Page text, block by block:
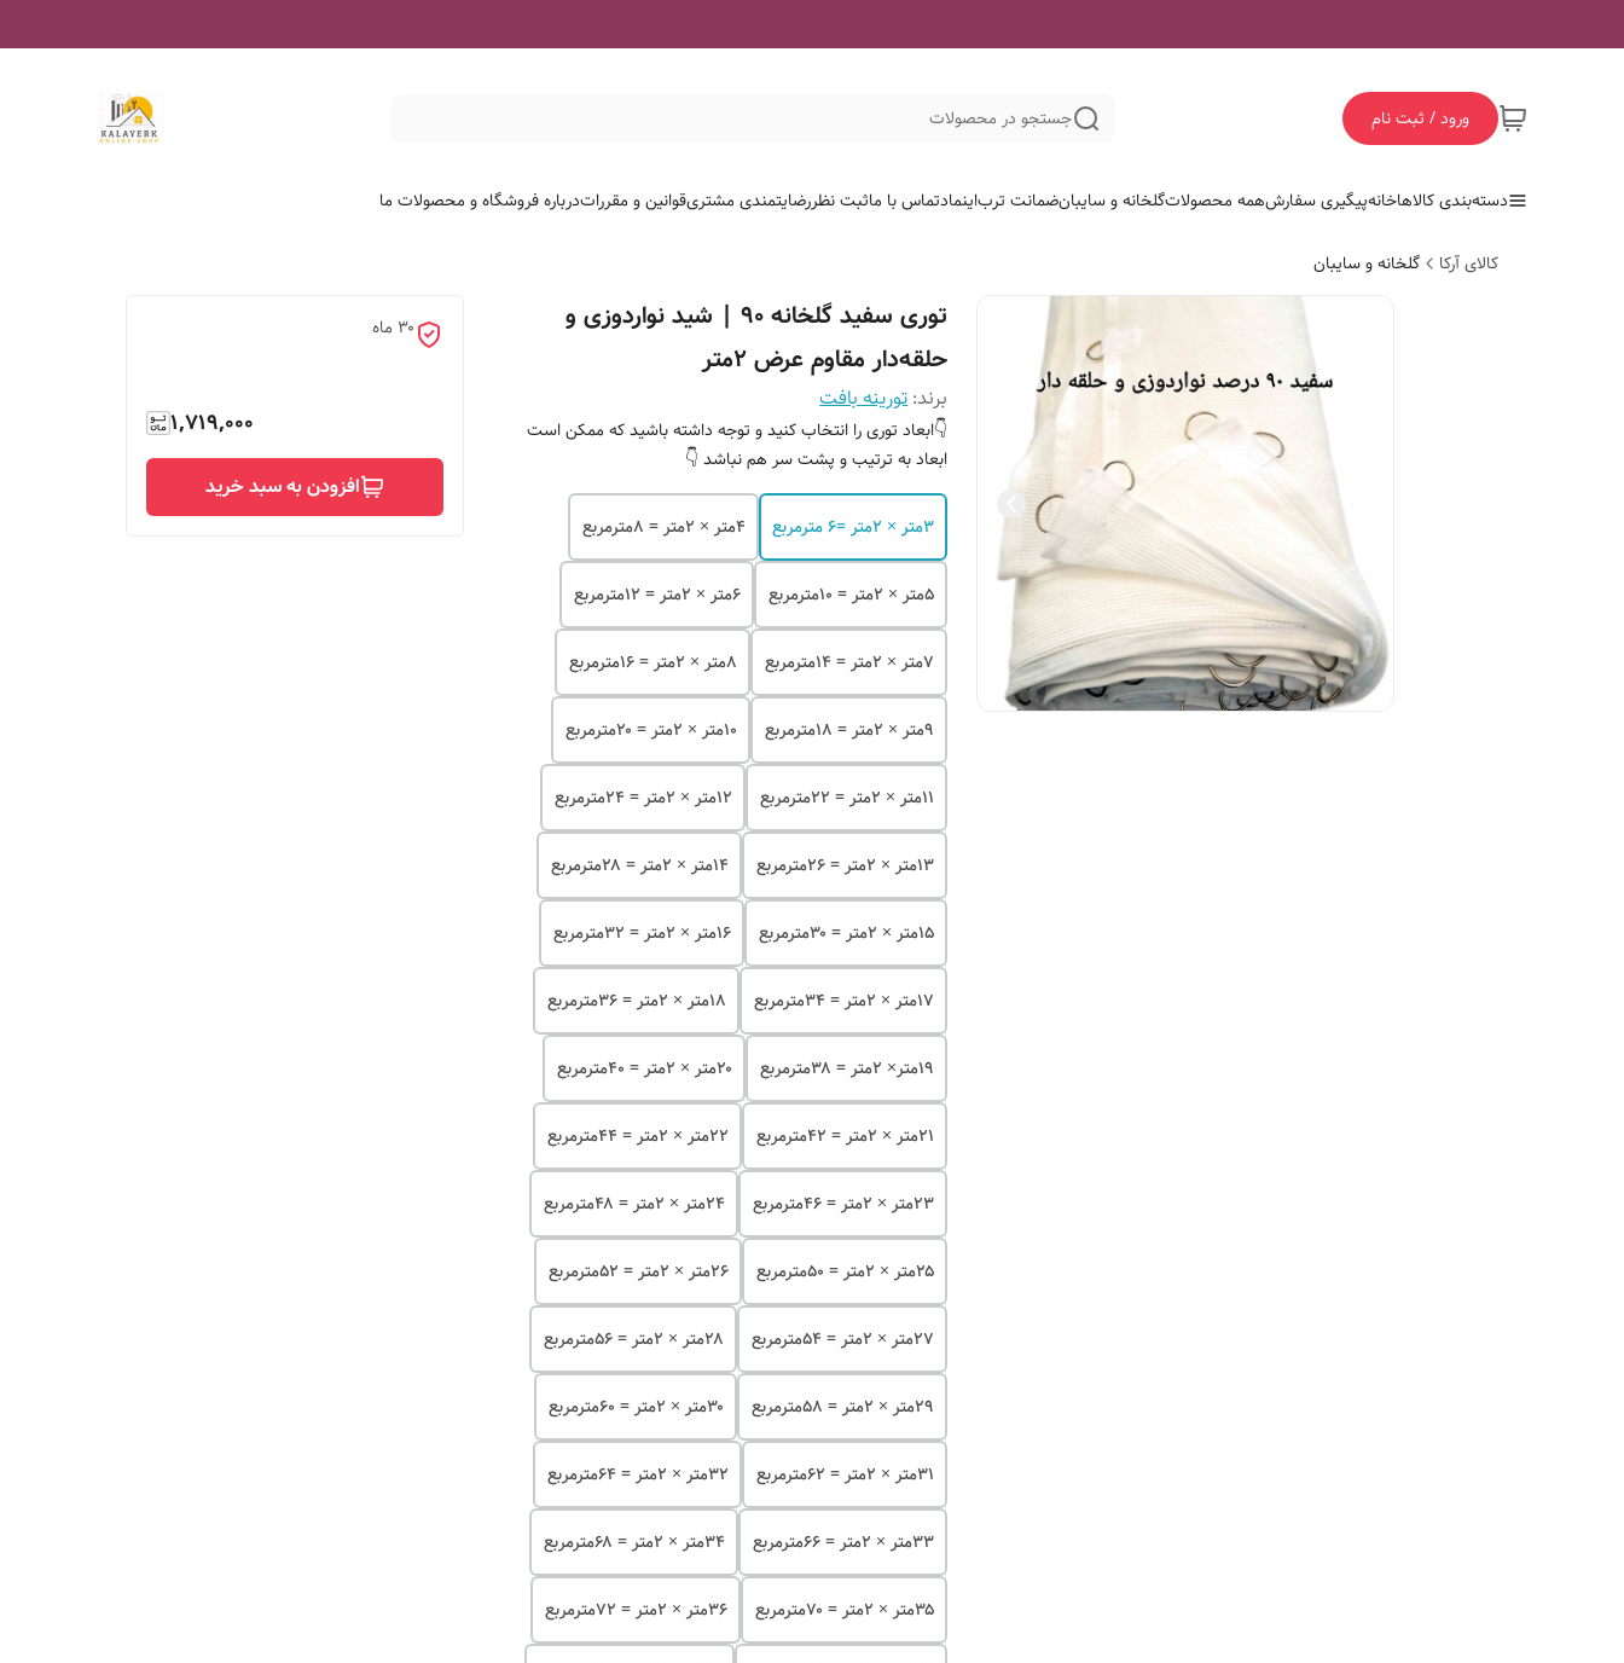
ورود / ثبت نام جستجو در محصولات
دسته‌بندی کالاهاخانهپیگیری سفارشهمه محصولاتگلخانه و سایبانضمانت ترباینمادتماس با ماثبت نظررضایتمندی مشتریقوانین و مقرراتدرباره فروشگاه و محصولات ما
کالای آرکا گلخانه و سایبان
توری سفید گلخانه 90 | شید نواردوزی و
حلقه‌دار مقاوم عرض ۲متر
برند:تورینه بافت
👇ابعاد توری را انتخاب کنید و توجه داشته باشید که ممکن است
ابعاد به ترتیب و پشت سر هم نباشد 👇
۳متر × ۲متر =۶ مترمربع ۴متر × ۲متر = ۸مترمربع
۵متر × ۲متر = ۱۰مترمربع ۶متر × ۲متر = ۱۲مترمربع
۷متر × ۲متر = ۱۴مترمربع ۸متر × ۲متر = ۱۶مترمربع
۹متر × ۲متر = ۱۸مترمربع ۱۰متر × ۲متر = ۲۰مترمربع
۱۱متر × ۲متر = ۲۲مترمربع ۱۲متر × ۲متر = ۲۴مترمربع
۱۳متر × ۲متر = ۲۶مترمربع ۱۴متر × ۲متر = ۲۸مترمربع
۱۵متر × ۲متر = ۳۰مترمربع ۱۶متر × ۲متر = ۳۲مترمربع
۱۷متر × ۲متر = ۳۴مترمربع ۱۸متر × ۲متر = ۳۶مترمربع
۱۹متر× ۲متر = ۳۸مترمربع ۲۰متر × ۲متر = ۴۰مترمربع
۲۱متر × ۲متر = ۴۲مترمربع ۲۲متر × ۲متر = ۴۴مترمربع
۲۳متر × ۲متر = ۴۶مترمربع ۲۴متر × ۲متر = ۴۸مترمربع
۲۵متر × ۲متر = ۵۰مترمربع ۲۶متر × ۲متر = ۵۲مترمربع
۲۷متر × ۲متر = ۵۴مترمربع ۲۸متر × ۲متر = ۵۶مترمربع
۲۹متر × ۲متر = ۵۸مترمربع ۳۰متر × ۲متر = ۶۰مترمربع
۳۱متر × ۲متر = ۶۲مترمربع ۳۲متر × ۲متر = ۶۴مترمربع
۳۳متر × ۲متر = ۶۶مترمربع ۳۴متر × ۲متر = ۶۸مترمربع
۳۵متر × ۲متر = ۷۰مترمربع ۳۶متر × ۲متر = ۷۲مترمربع
۳۰ ماه
1,719,000
افزودن به سبد خرید